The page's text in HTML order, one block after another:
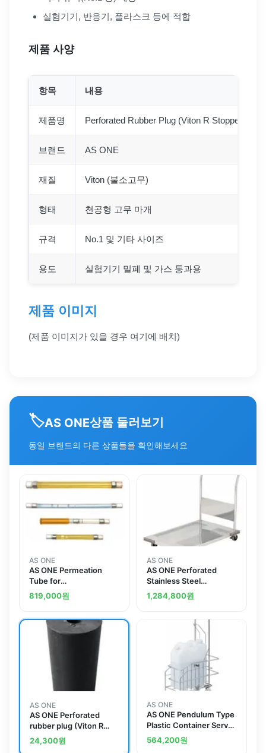
실험기기, 반응기, 플라스크 등에 적합
제품 사양
항목 내용
제품명 Perforated Rubber Plug (Viton R Stopper)
브랜드 AS ONE
재질 Viton (불소고무)
형태 천공형 고무 마개
규격 No.1 및 기타 사이즈
용도 실험기기 밀폐 및 가스 통과용
제품 이미지
(제품 이미지가 있을 경우 여기에 배치)
🏷️AS ONE상품 둘러보기
동일 브랜드의 다른 상품들을 확인해보세요
AS ONE
AS ONE Permeation
Tube for
ethylmercaptanand
others
819,000원
AS ONE
AS ONE Perforated
Stainless Steel
Truckand others
1,284,800원
AS ONE
AS ONE Perforated
rubber plug (Viton R
Stopper) No. 1and
others
24,300원
AS ONE
AS ONE Pendulum Type
Plastic Container Server
Made Of Steeland
others
564,200원